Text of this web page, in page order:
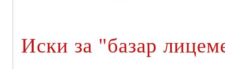
Иски за "базар